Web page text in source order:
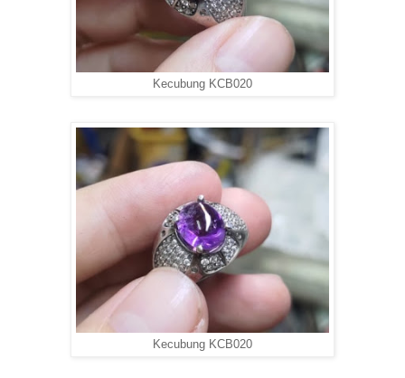
Kecubung KCB020
Kecubung KCB020